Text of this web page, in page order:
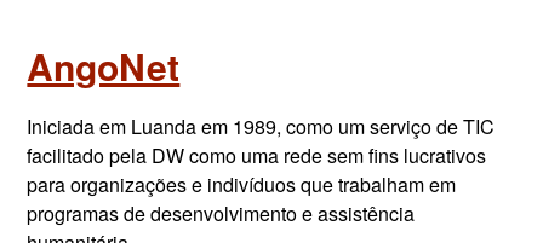
AngoNet
Iniciada em Luanda em 1989, como um serviço de TIC
facilitado pela DW como uma rede sem fins lucrativos
para organizações e indivíduos que trabalham em
programas de desenvolvimento e assistência